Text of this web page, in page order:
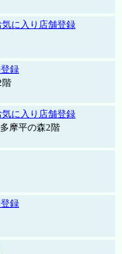
気に入り店舗登録
録
階
気に入り店舗登録
摩平の森2階
録